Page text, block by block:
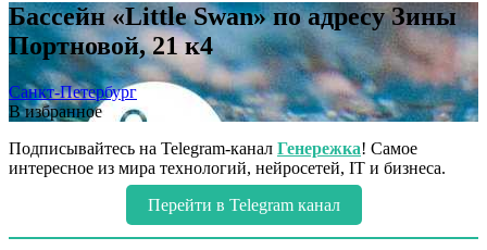
Бассейн «Little Swan» по адресу Зины
Портновой, 21 к4
Санкт-Петербург
В избранное
Подписывайтесь на Telegram-канал Генережка! Самое
интересное из мира технологий, нейросетей, IT и бизнеса.
Перейти в Telegram канал